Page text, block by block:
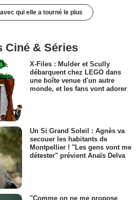
qui elle a tourné le plus
Ciné & Séries
X-Files : Mulder et Scully
débarquent chez LEGO dans
une boîte venue d'un autre
monde, et les fans vont adorer
Un Si Grand Soleil : Agnès va
secouer les habitants de
Montpellier ! "Les gens vont me
détester" prévient Anaïs Delva
"Comme on ne me propose